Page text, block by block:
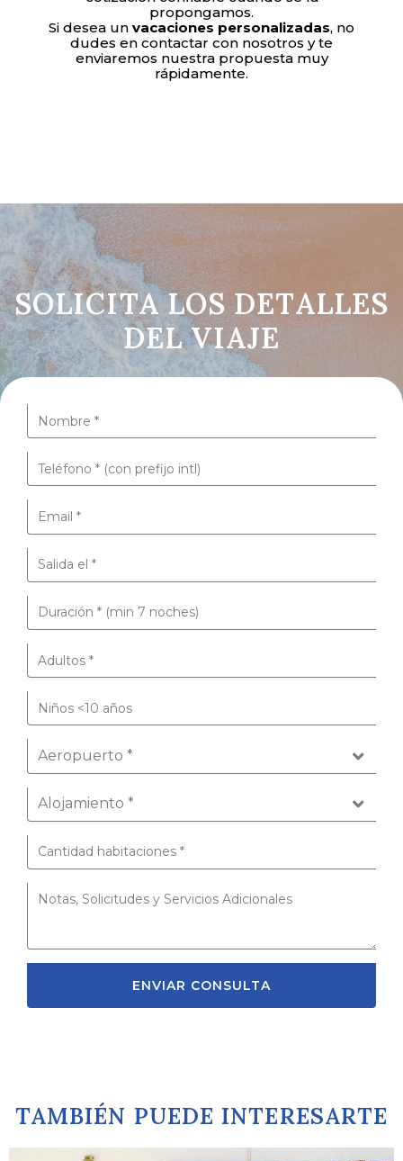
propongamos.
Si desea un vacaciones personalizadas, no
dudes en contactar con nosotros y te
enviaremos nuestra propuesta muy
rápidamente.
SOLICITA LOS DETALLES
DEL VIAJE
ENVIAR CONSULTA
TAMBIÉN PUEDE INTERESARTE